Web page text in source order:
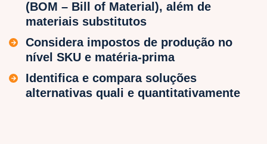
(BOM – Bill of Material), além de
materiais substitutos
Considera impostos de produção no
nível SKU e matéria-prima
Identifica e compara soluções
alternativas quali e quantitativamente